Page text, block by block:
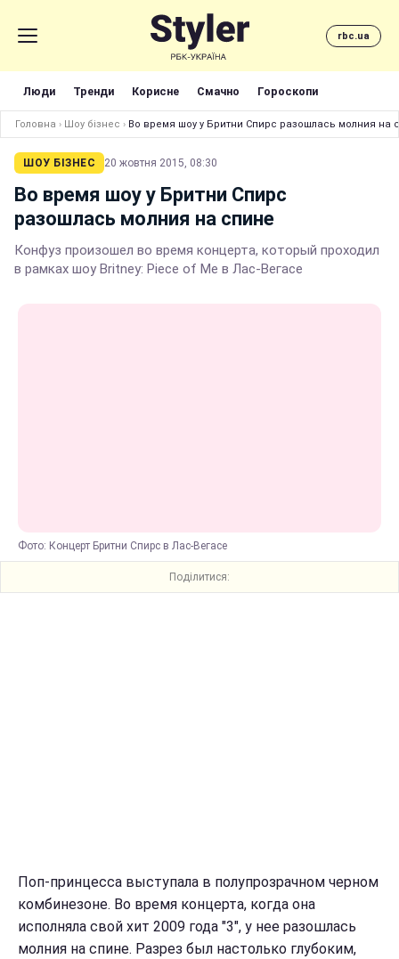
rbc.ua
Люди Тренди Корисне Смачно Гороскопи
Головна › Шоу бізнес › Во время шоу у Бритни Спирс разошлась молния на
ШОУ БІЗНЕС 20 жовтня 2015, 08:30
Во время шоу у Бритни Спирс
разошлась молния на спине
Конфуз произошел во время концерта, который проходил
в рамках шоу Britney: Piece of Me в Лас-Вегасе
Фото: Концерт Бритни Спирс в Лас-Вегасе
Поділитися:
Поп-принцесса выступала в полупрозрачном черном
комбинезоне. Во время концерта, когда она
исполняла свой хит 2009 года "3", у нее разошлась
молния на спине. Разрез был настолько глубоким,